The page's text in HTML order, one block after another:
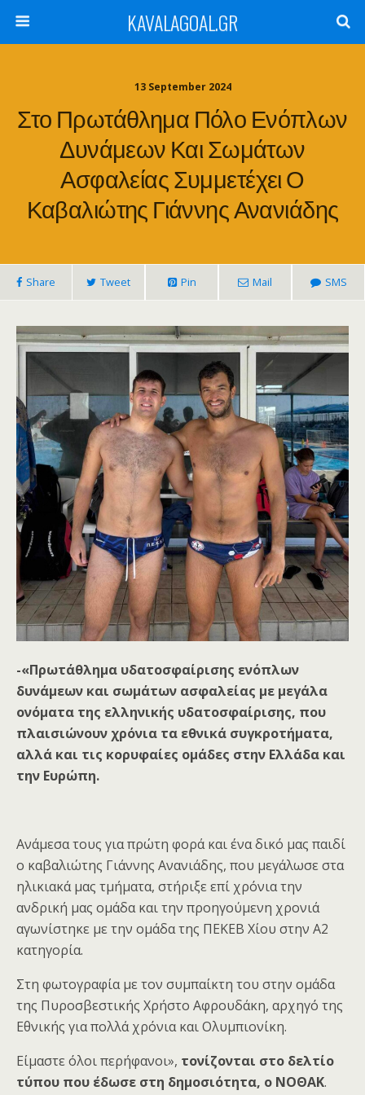
KAVALAGOAL.GR
13 September 2024
Στο Πρωτάθλημα Πόλο Ενόπλων
Δυνάμεων Και Σωμάτων
Ασφαλείας Συμμετέχει Ο
Καβαλιώτης Γιάννης Ανανιάδης
Share Tweet Pin Mail SMS
-«Πρωτάθλημα υδατοσφαίρισης ενόπλων
δυνάμεων και σωμάτων ασφαλείας με μεγάλα
ονόματα της ελληνικής υδατοσφαίρισης, που
πλαισιώνουν χρόνια τα εθνικά συγκροτήματα,
αλλά και τις κορυφαίες ομάδες στην Ελλάδα και
την Ευρώπη.
Ανάμεσα τους για πρώτη φορά και ένα δικό μας παιδί
ο καβαλιώτης Γιάννης Ανανιάδης, που μεγάλωσε στα
ηλικιακά μας τμήματα, στήριξε επί χρόνια την
ανδρική μας ομάδα και την προηγούμενη χρονιά
αγωνίστηκε με την ομάδα της ΠΕΚΕΒ Χίου στην Α2
κατηγορία.
Στη φωτογραφία με τον συμπαίκτη του στην ομάδα
της Πυροσβεστικής Χρήστο Αφρουδάκη, αρχηγό της
Εθνικής για πολλά χρόνια και Ολυμπιονίκη.
Είμαστε όλοι περήφανοι», τονίζονται στο δελτίο
τύπου που έδωσε στη δημοσιότητα, ο ΝΟΘΑΚ.